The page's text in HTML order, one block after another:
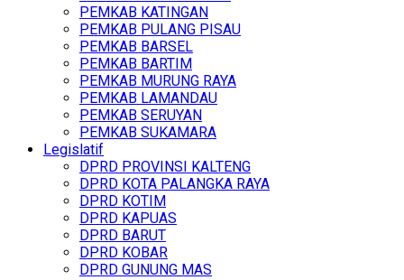
PEMKAB KATINGAN
PEMKAB PULANG PISAU
PEMKAB BARSEL
PEMKAB BARTIM
PEMKAB MURUNG RAYA
PEMKAB LAMANDAU
PEMKAB SERUYAN
PEMKAB SUKAMARA
Legislatif
DPRD PROVINSI KALTENG
DPRD KOTA PALANGKA RAYA
DPRD KOTIM
DPRD KAPUAS
DPRD BARUT
DPRD KOBAR
DPRD GUNUNG MAS